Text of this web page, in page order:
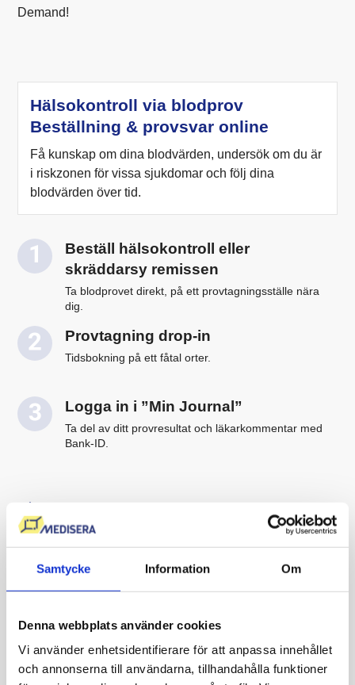
Samtycke Information Om
Denna webbplats använder cookies
Vi använder enhetsidentifierare för att anpassa innehållet
och annonserna till användarna, tillhandahålla funktioner
Demand!
Hälsokontroll via blodprov
Beställning & provsvar online
Få kunskap om dina blodvärden, undersök om du är
i riskzonen för vissa sjukdomar och följ dina
blodvärden över tid.
Beställ hälsokontroll eller
skräddarsy remissen
Ta blodprovet direkt, på ett provtagningsställe nära
dig.
Provtagning drop-in
Tidsbokning på ett fåtal orter.
Logga in i ”Min Journal”
Ta del av ditt provresultat och läkarkommentar med
Bank-ID.
remiss utan att behöva skapa ett konto/ladda ner en
app.
Du kan ta blodprovet direkt efter beställning, på ett
provtagningsställe nära dig.
samarbete med bl.a. Karolinska
Universitetslaboratoriet.
Kommentar från Mediseras läkare ingår alltid,